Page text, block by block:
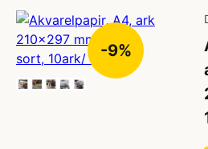
-9%